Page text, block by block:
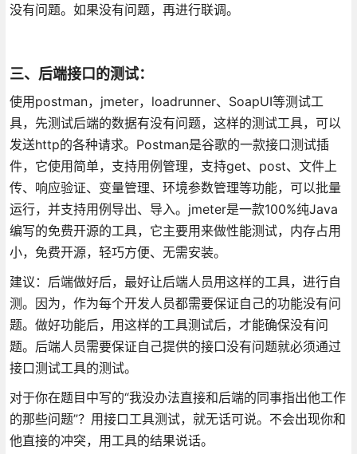
没有问题。如果没有问题，再进行联调。
三、后端接口的测试：
使用postman，jmeter，loadrunner、SoapUI等测试工
具，先测试后端的数据有没有问题，这样的测试工具，可以
发送http的各种请求。Postman是谷歌的一款接口测试插
件，它使用简单，支持用例管理，支持get、post、文件上
传、响应验证、变量管理、环境参数管理等功能，可以批量
运行，并支持用例导出、导入。jmeter是一款100%纯Java
编写的免费开源的工具，它主要用来做性能测试，内存占用
小，免费开源，轻巧方便、无需安装。
建议：后端做好后，最好让后端人员用这样的工具，进行自
测。因为，作为每个开发人员都需要保证自己的功能没有问
题。做好功能后，用这样的工具测试后，才能确保没有问
题。后端人员需要保证自己提供的接口没有问题就必须通过
接口测试工具的测试。
对于你在题目中写的“我没办法直接和后端的同事指出他工作
的那些问题”？用接口工具测试，就无话可说。不会出现你和
他直接的冲突，用工具的结果说话。